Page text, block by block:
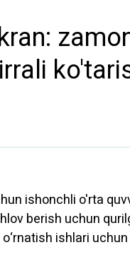
ishonchli o'rta
berish uchun
ishlari